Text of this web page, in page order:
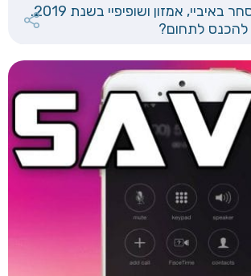
כל האמת על מסחר באיביי, אמזון ושופיפיי בשנת 2019.
להכנס לתחום?